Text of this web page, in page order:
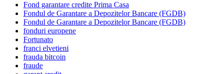
Fond garantare credite Prima Casa
Fondul de Garantare a Depozitelor Bancare (FGDB)
Fondul de Garantare a Depozitelor Bancare (FGDB)
fonduri europene
Fortunato
franci elvetieni
frauda bitcoin
fraude